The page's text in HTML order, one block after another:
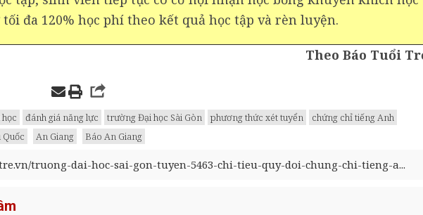
đa 120% học phí theo kết quả học tập và rèn luyện.
Theo Báo Tuổi
đánh giá năng lực trường Đại học Sài Gòn phương thức xét tuyển
chứng chỉ tiếng Anh
Quốc An Giang Báo An Giang
truong-dai-hoc-sai-gon-tuyen-5463-chi-tieu-quy-doi-chung-chi-tieng-a...